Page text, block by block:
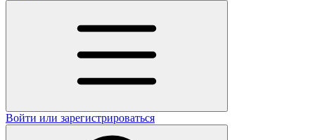
Войти или зарегистрироваться